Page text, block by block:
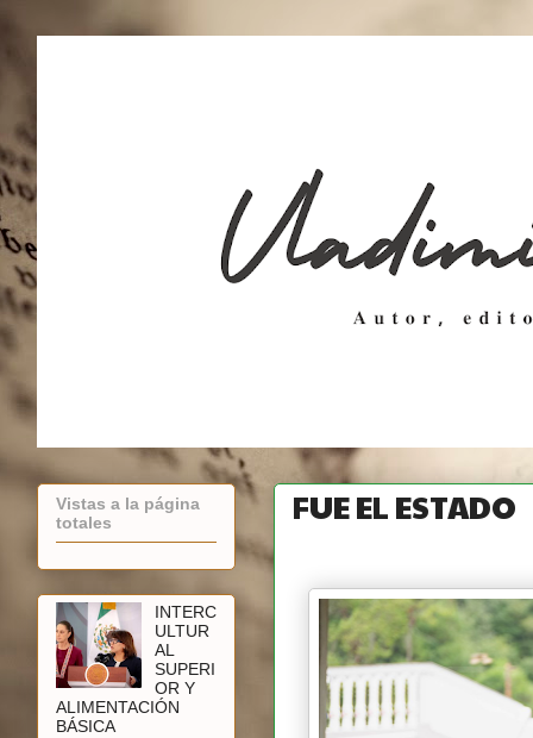
FUE EL ESTADO
Vistas a la página
totales
INTERC
ULTUR
AL
SUPERI
OR Y
ALIMENTACIÓN
BÁSICA